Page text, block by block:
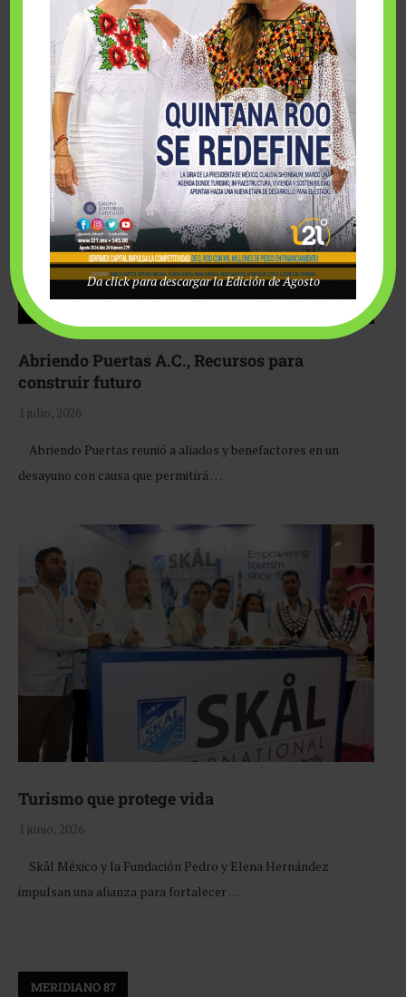
Fairmont Mayakoba y Make-A-Wish México unieron
esfuerzos para hacer realidad el deseo de una …
Abriendo Puertas A.C., Recursos para
construir futuro
1 julio, 2026
Abriendo Puertas reunió a aliados y benefactores en un
desayuno con causa que permitirá …
Turismo que protege vida
1 junio, 2026
Skål México y la Fundación Pedro y Elena Hernández
impulsan una alianza para fortalecer …
MERIDIANO 87
Da click para descargar la Edición de Agosto